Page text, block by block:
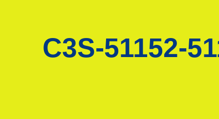
C3S-51152-